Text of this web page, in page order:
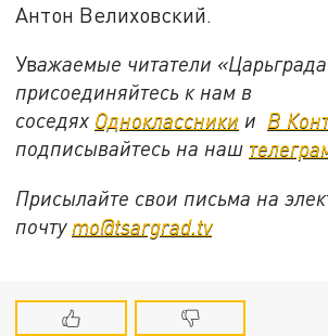
Антон Велиховский.
Уважаемые читатели
присоединяйтесь к нам в
соседях Одноклассники и В
подписывайтесь на наш
Присылайте свои письма на
почту mo@tsargrad.tv